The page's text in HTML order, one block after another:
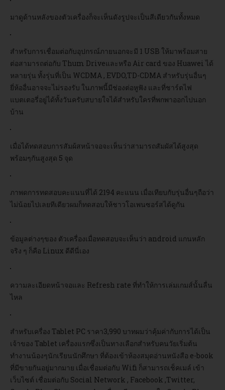
มาดูด้านหลังของตัวเครื่องก็จะเห็นดังรูปจะเป็นสีเดียวกันทั้งหมด
สำหรับการเชื่อมต่อกับอุปกรณ์ภายนอกจะมี 1 USB ให้มาพร้อมสาย
ต่อสามารถต่อกับ Thum Driveและหรือ Air card ของ Huawei ได้
หลายรุ่น ทั้งรุ่นที่เป็น WCDMA , EVDO,TD-CDMA สำหรับรุ่นอื่นๆ
ยี่ห้ออื่นอาจจะไม่รองรับ ในภาพนี้มีช่องต่อหูฟัง และที่ชาร์ตไฟ
แบตเตอรี่อยู่ได้ทั้งวันครับสบายใจได้สำหรับใครที่พกพาออกไปนอก
บ้าน
เมื่อได้ทดสอบการสัมผ้สหน้าจอจะเห็นว่าสามารถสัมผัสได้สูงสุด
พร้อมๆกันสูงสุด 5 จุด
ภาพดการทดสอบคะแนนที่ได้ 2194 คะแนน เมื่อเทียบกับรุ่นอื่นๆถือว่า
ไม่น้อยไปเลยทีเดียวผมก็ทดสอบให้ชาวโอเพนซอร์สได้ดูกัน
ข้อมูลต่างๆของ ตัวเครื่องเมื่อทดสอบจะเห็นว่า android แกนหลัก
จริง ๆ ก็คือ Linux ดีดีนี่เอง
ความละเอียดหน้าจอและ Refresh rate ที่ทำให้การเล่มเกมส์นั้นลื่น
ไหล
สำหรับเครื่อง Tablet PC ราคา3,990 บาทผมว่าคุ้มค่ากับการได้เป็น
เจ้าของ Tablet เครื่องแรกซึ่งเป็นทางเลือกสำหรับคนวัยเริ่มต้น
ทำงานน้องๆนักเรียนนักศึกษา ที่ต้องเข้าห้องสมุดอ่านหนังสือ e-book
ที่มีขายกันอยู่มากมาย เมื่อเชื่อมต่อกับ Wifi ก็สามารถเช็คเมล์ เข้า
เว็บไซต์ เชื่อมต่อกับ Social Network , Facebook ,Twitter,